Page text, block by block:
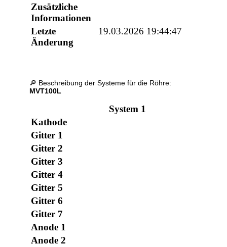
Zusätzliche
Informationen
Letzte
Änderung
19.03.2026 19:44:47
🔎 Beschreibung der Systeme für die Röhre:
MVT100L
System 1
Kathode
Gitter 1
Gitter 2
Gitter 3
Gitter 4
Gitter 5
Gitter 6
Gitter 7
Anode 1
Anode 2